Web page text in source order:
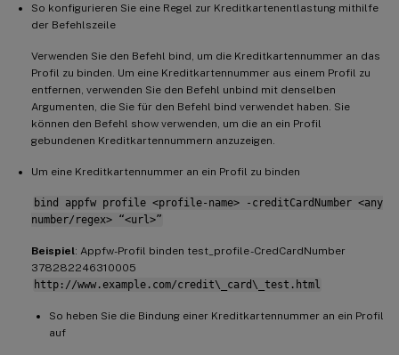
So konfigurieren Sie eine Regel zur Kreditkartenentlastung mithilfe
der Befehlszeile
Verwenden Sie den Befehl bind, um die Kreditkartennummer an das
Profil zu binden. Um eine Kreditkartennummer aus einem Profil zu
entfernen, verwenden Sie den Befehl unbind mit denselben
Argumenten, die Sie für den Befehl bind verwendet haben. Sie
können den Befehl show verwenden, um die an ein Profil
gebundenen Kreditkartennummern anzuzeigen.
Um eine Kreditkartennummer an ein Profil zu binden
bind appfw profile <profile-name> -creditCardNumber <any
number/regex> “<url>”
Beispiel: Appfw-Profil binden test_profile -CredCardNumber
378282246310005
http://www.example.com/credit\_card\_test.html
So heben Sie die Bindung einer Kreditkartennummer an ein Profil
auf